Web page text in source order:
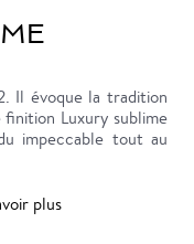
Il évoque la tradition
Luxury sublime
impeccable tout au
plus